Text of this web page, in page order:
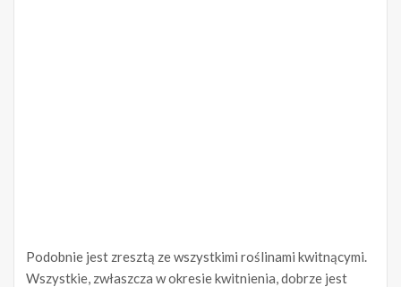
Podobnie jest zresztą ze wszystkimi roślinami kwitnącymi.
Wszystkie, zwłaszcza w okresie kwitnienia, dobrze jest